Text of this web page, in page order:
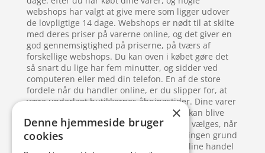
webshops har valgt at give mere som ligger udover
de lovpligtige 14 dage. Webshops er nødt til at skilte
med deres priser på varerne online, og det giver en
god gennemsigtighed på priserne, på tværs af
forskellige webshops. Du kan oven i købet gøre det
så snart du lige har fem minutter, og sidder ved
computeren eller med din telefon. En af de store
fordele når du handler online, er du slipper for, at
være underlagt butikkernes åbningstider. Dine varer
bliver sendt direkte hjem til dig, eller de kan blive
sendt til din arbejdsplads, og det kan frit vælges, når
du angiver leveringadresse. I dag er der ingen grund
til at skulle stå i kø ved en kasse – ved online handel
×
Denne hjemmeside bruger
cookies